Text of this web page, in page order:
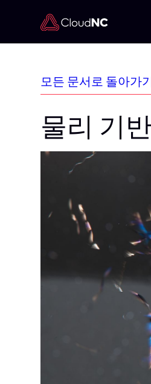
모든 문서로 돌아가
물리 기